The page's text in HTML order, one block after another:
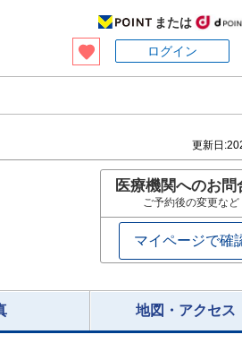
または
ログイン
更新日:
医療機関へのお問
ご予約後の変更など
マイページで確
地図・アクセス